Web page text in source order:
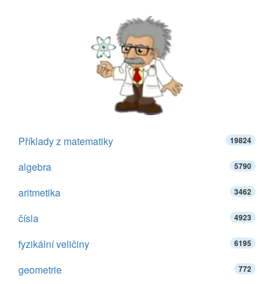
Příklady z matematiky 19824
algebra 5790
aritmetika 3462
čísla 4923
fyzikální veličiny 6195
geometrie 772